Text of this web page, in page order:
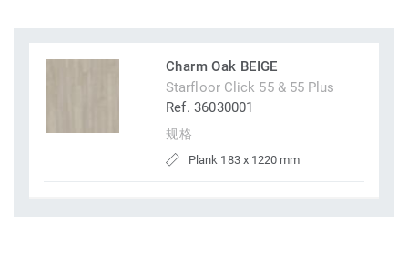
Charm Oak BEIGE
Starfloor Click 55 & 55 Plus
Ref. 36030001
规格
Plank 183 x 1220 mm